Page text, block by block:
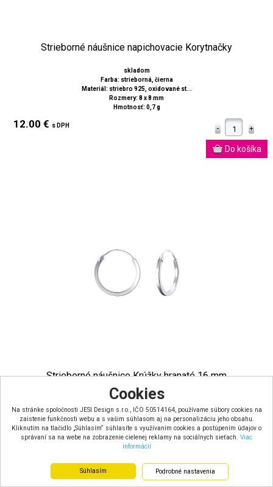
Cookies
Na stránke spoločnosti JESI Design s.r.o., IČO 50514164, používame súbory cookies na
zaistenie funkčnosti webu a s vašim súhlasom aj na personalizáciu jeho obsahu.
Kliknutím na tlačidlo „Súhlasím“ súhlasíte s využívaním cookies a postúpením údajov o
správaní sa na webe na zobrazenie cielenej reklamy na sociálnych sieťach. Viac
informácií
Súhlasím Podrobné nastavenia
Strieborné náušnice napichovacie Korytnačky
skladom
Farba: strieborná, čierna
Materiál: striebro 925, oxidované st...
Rozmery: 8 x 8 mm
Hmotnosť: 0,7 g
12.00 € s DPH
Strieborné náušnice Krúžky hranaté 16 mm
skladom
Farba: strieborná
Materiál: striebro 925
Rozmery: priemer: 16 mm
Hmotnosť: 1,1 g